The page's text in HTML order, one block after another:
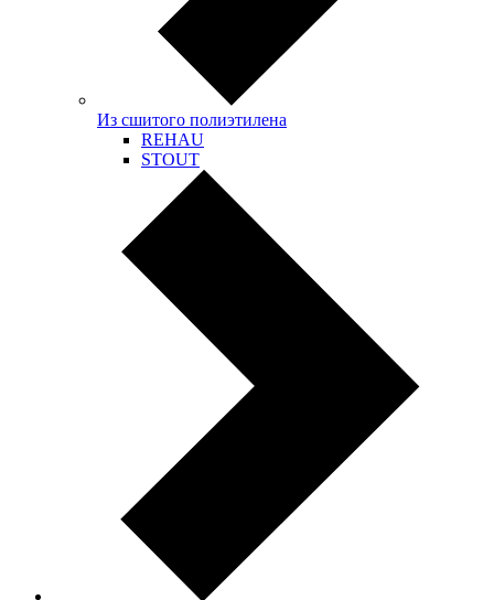
Из сшитого полиэтилена
REHAU
STOUT